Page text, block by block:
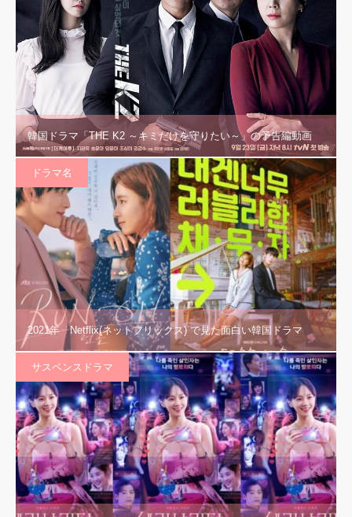
韓国ドラマ「THE K2 ～キミだけを守りたい～」の予告編動画
ドラマ名
2021年 Netflix(ネットフリックス) で見た面白い韓国ドラマ
サスペンスドラマ